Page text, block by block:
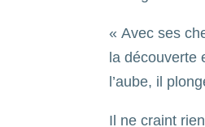
« Avec ses
la
l’aube, il
Il ne craint